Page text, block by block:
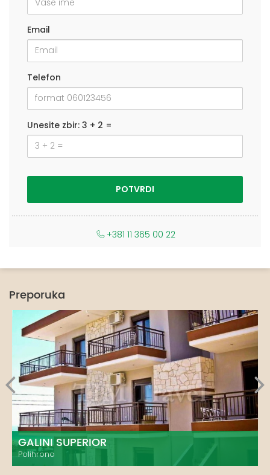
Email
Telefon
Unesite zbir: 3 + 2 =
+381 11 365 00 22
Preporuka
GALINI SUPERIOR
Polihrono